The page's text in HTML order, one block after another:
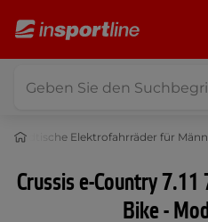
Städtische Elektrofahrräder für
Crussis e-Country
Bike -